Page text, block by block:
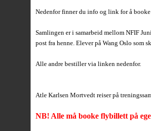
Nedenfor finner du info og link for å
Samlingen er i samarbeid mellom NFIF
post fra henne. Elever på Wang Oslo som
Alle andre bestiller via linken nedenfor.
Atle Karlsen Mortvedt reiser på
NB! Alle må booke flybillett på